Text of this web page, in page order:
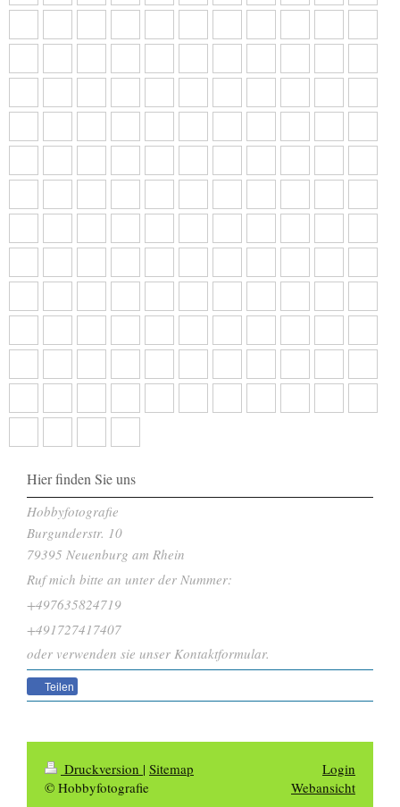
Hier finden Sie uns
Hobbyfotografie
Burgunderstr. 10
79395 Neuenburg am Rhein
Ruf mich bitte an unter der Nummer:
+497635824719
+491727417407
oder verwenden sie unser Kontaktformular.
Teilen
Druckversion | Sitemap
© Hobbyfotografie
Login
Webansicht